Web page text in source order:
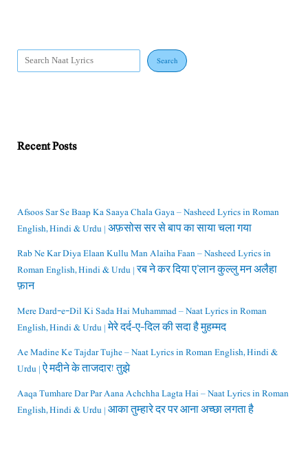
Search
Recent Posts
Afsoos Sar Se Baap Ka Saaya Chala Gaya – Nasheed Lyrics in Roman
English, Hindi & Urdu | अफ़सोस सर से बाप का साया चला गया
Rab Ne Kar Diya Elaan Kullu Man Alaiha Faan – Nasheed Lyrics in
Roman English, Hindi & Urdu | रब ने कर दिया ए’लान कुल्लु मन अलैहा
फ़ान
Mere Dard-e-Dil Ki Sada Hai Muhammad – Naat Lyrics in Roman
English, Hindi & Urdu | मेरे दर्द-ए-दिल की सदा है मुहम्मद
Ae Madine Ke Tajdar Tujhe – Naat Lyrics in Roman English, Hindi &
Urdu | ऐ मदीने के ताजदार! तुझे
Aaqa Tumhare Dar Par Aana Achchha Lagta Hai – Naat Lyrics in Roman
English, Hindi & Urdu | आका तुम्हारे दर पर आना अच्छा लगता है